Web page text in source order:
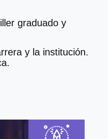
graduado y
y la institución.